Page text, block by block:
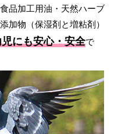
品加工用油・天然ハーブ
加物（保湿剤と増粘剤）
にも安心・安全で